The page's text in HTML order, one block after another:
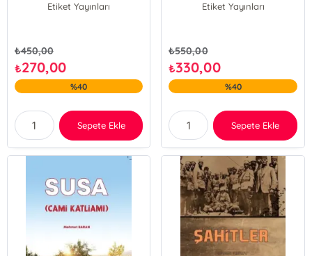
Etiket Yayınları
₺450,00
₺270,00
%40
Sepete Ekle
Etiket Yayınları
₺550,00
₺330,00
%40
Sepete Ekle